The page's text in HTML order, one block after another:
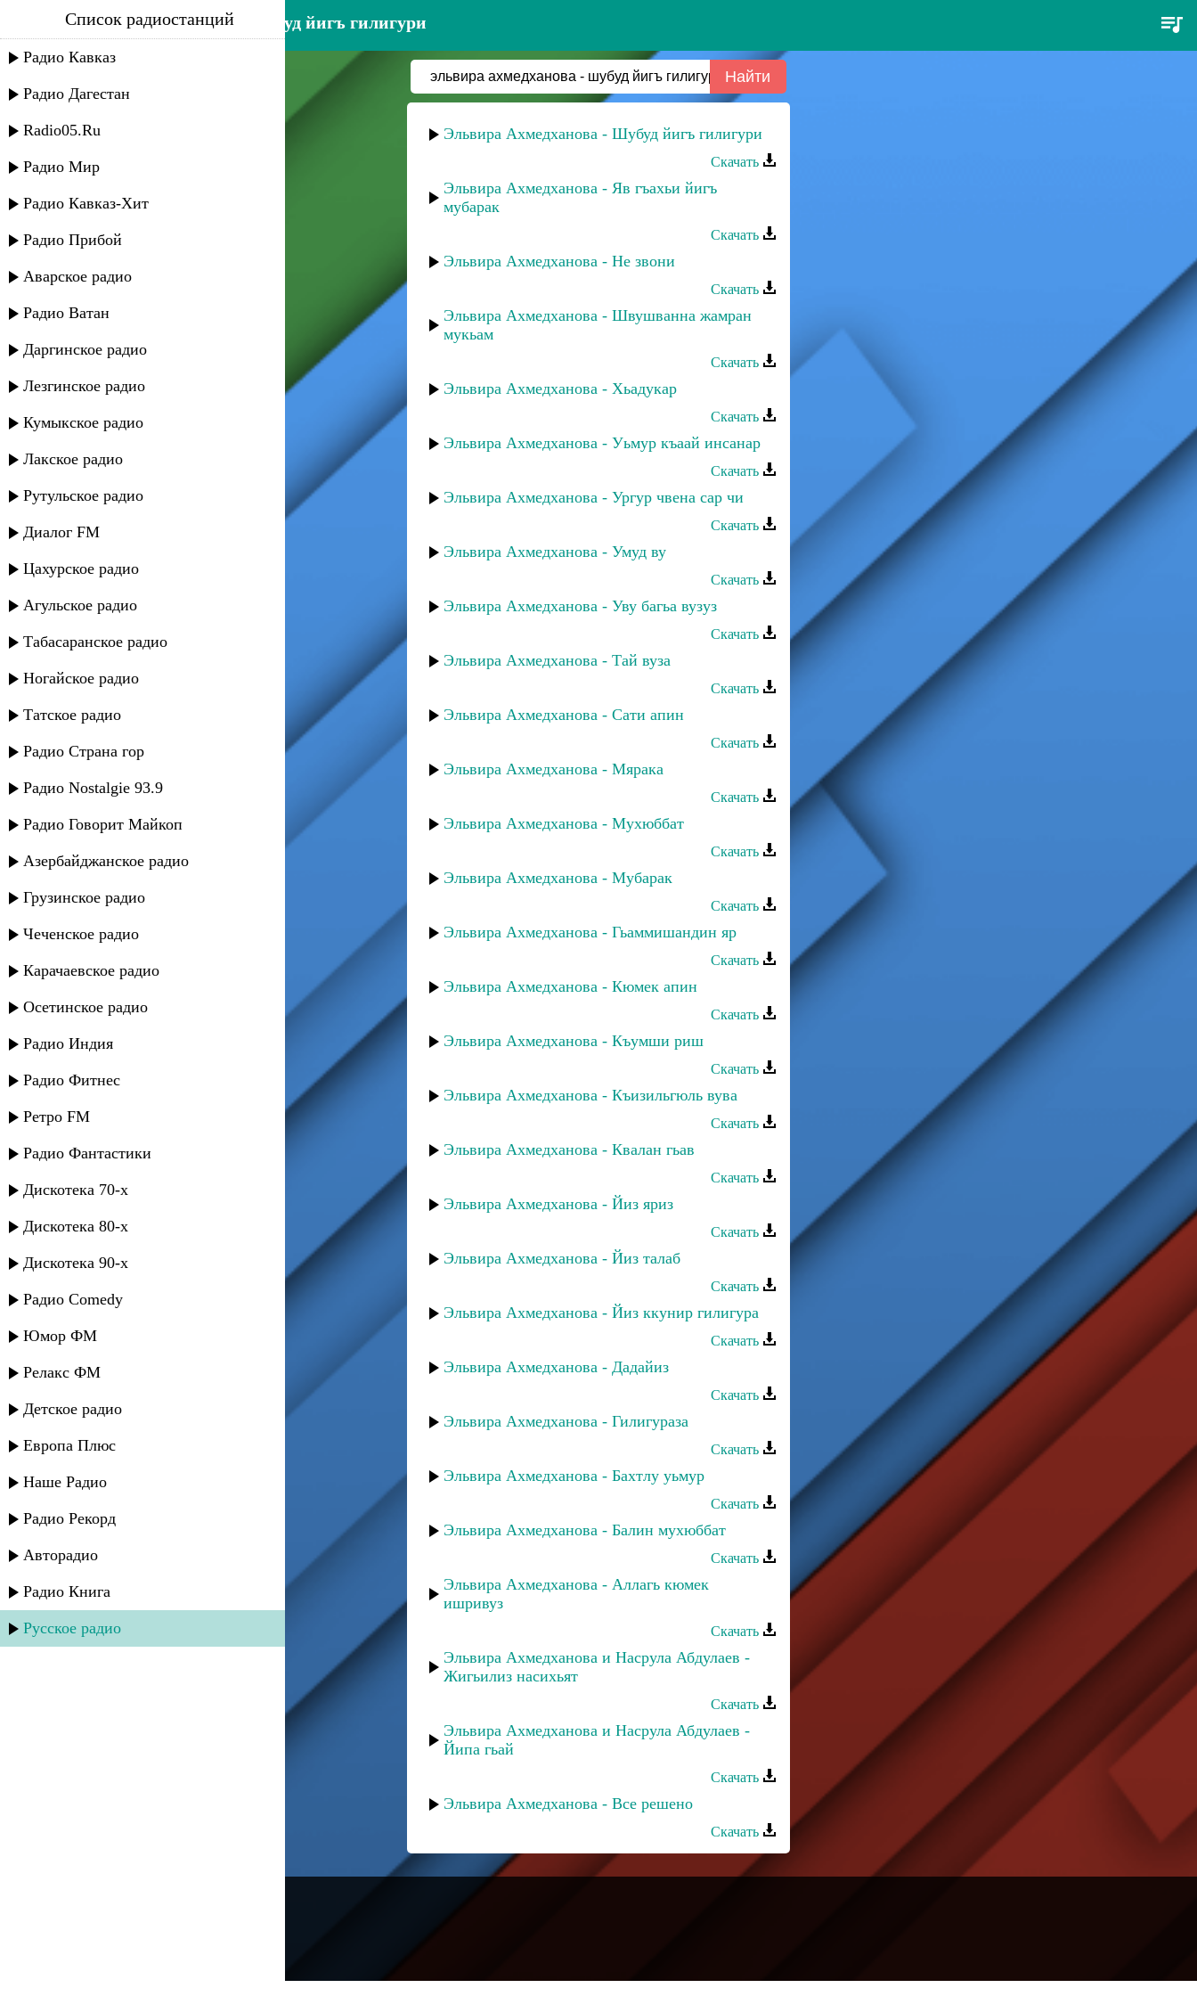
эльвира ахмедханова - шубуд йигъ гилигури
Список радиостанций
Радио Кавказ
Радио Дагестан
Radio05.Ru
Радио Мир
Радио Кавказ-Хит
Радио Прибой
Аварское радио
Радио Ватан
Даргинское радио
Лезгинское радио
Кумыкское радио
Лакское радио
Рутульское радио
Диалог FM
Цахурское радио
Агульское радио
Табасаранское радио
Ногайское радио
Татское радио
Радио Страна гор
Радио Nostalgie 93.9
Радио Говорит Майкоп
Азербайджанское радио
Грузинское радио
Чеченское радио
Карачаевское радио
Осетинское радио
Радио Индия
Радио Фитнес
Ретро FM
Радио Фантастики
Дискотека 70-х
Дискотека 80-х
Дискотека 90-х
Радио Comedy
Юмор ФМ
Релакс ФМ
Детское радио
Европа Плюс
Наше Радио
Радио Рекорд
Авторадио
Радио Книга
Русское радио
Эльвира Ахмедханова - Шубуд йигъ гилигури
Скачать
Эльвира Ахмедханова - Яв гъахьи йигъ
мубарак
Скачать
Эльвира Ахмедханова - Не звони
Скачать
Эльвира Ахмедханова - Швушванна жамран
мукьам
Скачать
Эльвира Ахмедханова - Хьадукар
Скачать
Эльвира Ахмедханова - Уьмур къаай инсанар
Скачать
Эльвира Ахмедханова - Ургур чвена сар чи
Скачать
Эльвира Ахмедханова - Умуд ву
Скачать
Эльвира Ахмедханова - Уву багьа вузуз
Скачать
Эльвира Ахмедханова - Тай вуза
Скачать
Эльвира Ахмедханова - Сати апин
Скачать
Эльвира Ахмедханова - Мярака
Скачать
Эльвира Ахмедханова - Мухюббат
Скачать
Эльвира Ахмедханова - Мубарак
Скачать
Эльвира Ахмедханова - Гьаммишандин яр
Скачать
Эльвира Ахмедханова - Кюмек апин
Скачать
Эльвира Ахмедханова - Къумши риш
Скачать
Эльвира Ахмедханова - Къизильгюль вува
Скачать
Эльвира Ахмедханова - Квалан гьав
Скачать
Эльвира Ахмедханова - Йиз яриз
Скачать
Эльвира Ахмедханова - Йиз талаб
Скачать
Эльвира Ахмедханова - Йиз ккунир гилигура
Скачать
Эльвира Ахмедханова - Дадайиз
Скачать
Эльвира Ахмедханова - Гилигураза
Скачать
Эльвира Ахмедханова - Бахтлу уьмур
Скачать
Эльвира Ахмедханова - Балин мухюббат
Скачать
Эльвира Ахмедханова - Аллагь кюмек
ишривуз
Скачать
Эльвира Ахмедханова и Насрула Абдулаев -
Жигьилиз насихьят
Скачать
Эльвира Ахмедханова и Насрула Абдулаев -
Йипа гьай
Скачать
Эльвира Ахмедханова - Все решено
Скачать